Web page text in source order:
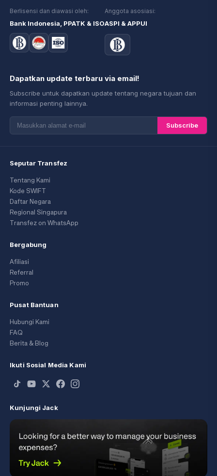
Berlisensi dan diawasi oleh:
Bank Indonesia, PPATK & ISO
Anggota asosiasi:
ASPI & APPUI
Dapatkan update terbaru via email!
Subscribe untuk dapatkan update tentang negara tujuan dan
informasi penting lainnya.
Subscribe
Seputar Transfez
Tentang Kami
Kode SWIFT
Daftar Negara
Regional Singapura
Transfez on WhatsApp
Bergabung
Afiliasi
Referral
Promo
Pusat Bantuan
Hubungi Kami
FAQ
Berita & Blog
Ikuti Sosial Media Kami
Kunjungi Jack